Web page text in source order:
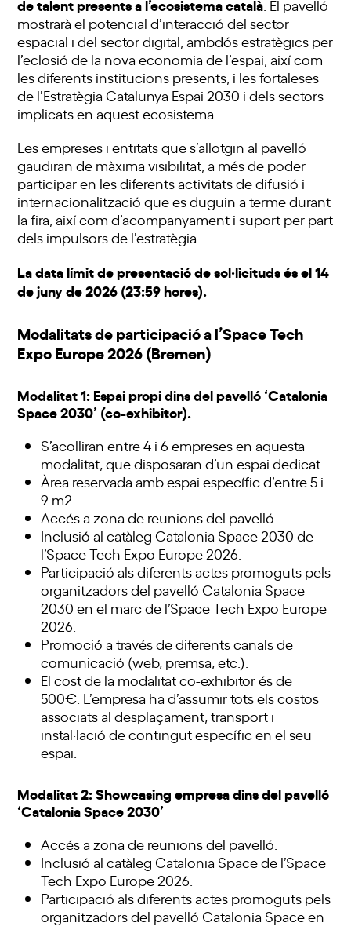
de talent presents a l’ecosistema català . El pavelló
mostrarà el potencial d’interacció del sector
espacial i del sector digital, ambdós estratègics per
l’eclosió de la nova economia de l’espai, així com
les diferents institucions presents, i les fortaleses
de l’Estratègia Catalunya Espai 2030 i dels sectors
implicats en aquest ecosistema.
Les empreses i entitats que s’allotgin al pavelló
gaudiran de màxima visibilitat, a més de poder
participar en les diferents activitats de difusió i
internacionalització que es duguin a terme durant
la fira, així com d’acompanyament i suport per part
dels impulsors de l’estratègia.
La data límit de presentació de sol·licituds és el 14
de juny de 2026 (23:59 hores).
Modalitats de participació a l’Space Tech
Expo Europe 2026 (Bremen)
Modalitat 1: Espai propi dins del pavelló ‘Catalonia
Space 2030’ (co-exhibitor).
S’acolliran entre 4 i 6 empreses en aquesta
modalitat, que disposaran d’un espai dedicat.
Àrea reservada amb espai específic d’entre 5 i
9 m2.
Accés a zona de reunions del pavelló.
Inclusió al catàleg Catalonia Space 2030 de
l’Space Tech Expo Europe 2026.
Participació als diferents actes promoguts pels
organitzadors del pavelló Catalonia Space
2030 en el marc de l’Space Tech Expo Europe
2026.
Promoció a través de diferents canals de
comunicació (web, premsa, etc.).
El cost de la modalitat co-exhibitor és de
500€. L’empresa ha d’assumir tots els costos
associats al desplaçament, transport i
instal·lació de contingut específic en el seu
espai.
Modalitat 2: Showcasing empresa dins del pavelló
‘Catalonia Space 2030’
Accés a zona de reunions del pavelló.
Inclusió al catàleg Catalonia Space de l’Space
Tech Expo Europe 2026.
Participació als diferents actes promoguts pels
organitzadors del pavelló Catalonia Space en